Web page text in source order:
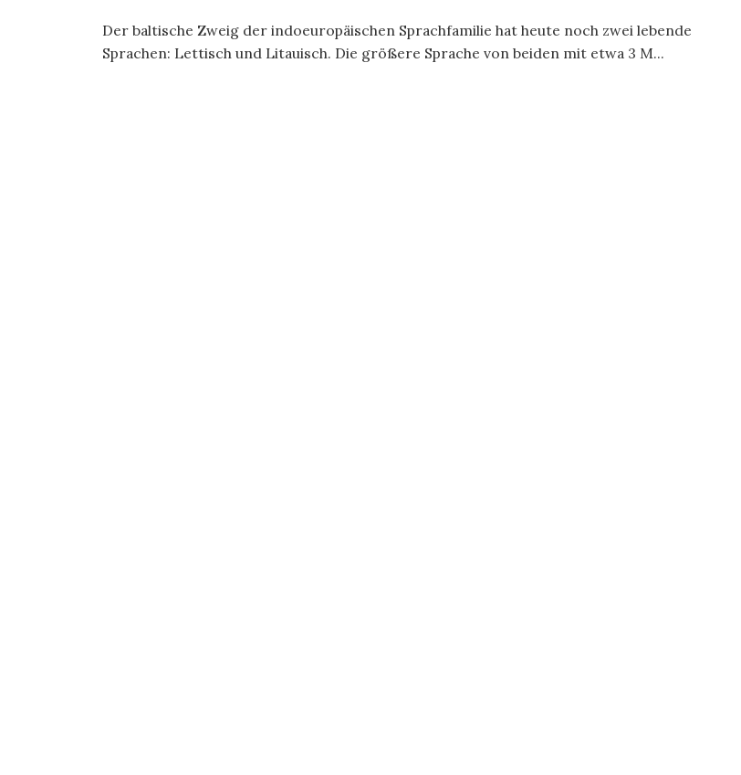
Der baltische Zweig der indoeuropäischen Sprachfamilie hat heute noch zwei lebende
Sprachen: Lettisch und Litauisch. Die größere Sprache von beiden mit etwa 3 M...